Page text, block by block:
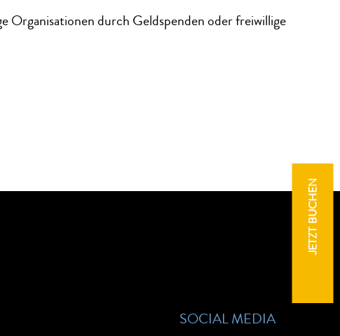
JETZT BUCHEN
Organisationen durch Geldspenden oder freiwillige
SOCIAL MEDIA